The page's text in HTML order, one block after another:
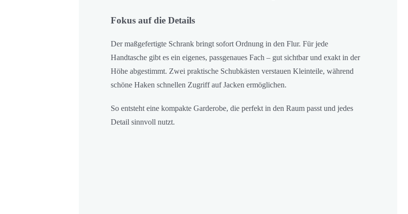
Fokus auf die Details
Der maßgefertigte Schrank bringt sofort Ordnung in den Flur. Für jede
Handtasche gibt es ein eigenes, passgenaues Fach – gut sichtbar und exakt in der
Höhe abgestimmt. Zwei praktische Schubkästen verstauen Kleinteile, während
schöne Haken schnellen Zugriff auf Jacken ermöglichen.
So entsteht eine kompakte Garderobe, die perfekt in den Raum passt und jedes
Detail sinnvoll nutzt.